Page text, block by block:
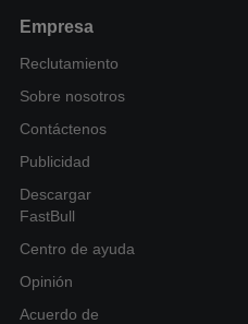
Empresa
Reclutamiento
Sobre nosotros
Contáctenos
Publicidad
Descargar
FastBull
Centro de ayuda
Opinión
Acuerdo de